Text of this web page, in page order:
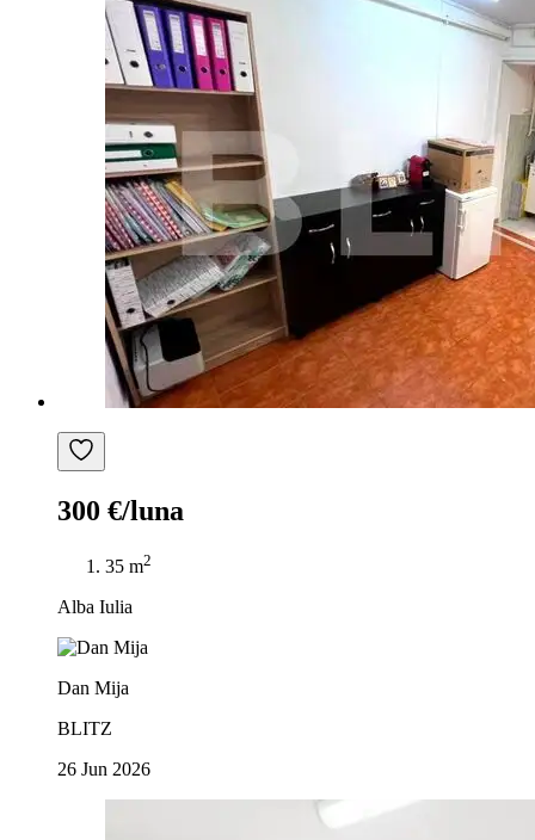
300 €/luna
35 m2
Alba Iulia
Dan Mija
BLITZ
26 Jun 2026